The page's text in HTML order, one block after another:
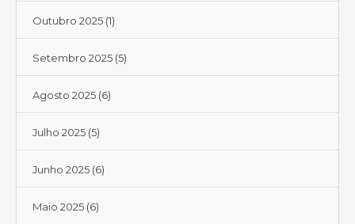
Outubro 2025 (1)
Setembro 2025 (5)
Agosto 2025 (6)
Julho 2025 (5)
Junho 2025 (6)
Maio 2025 (6)